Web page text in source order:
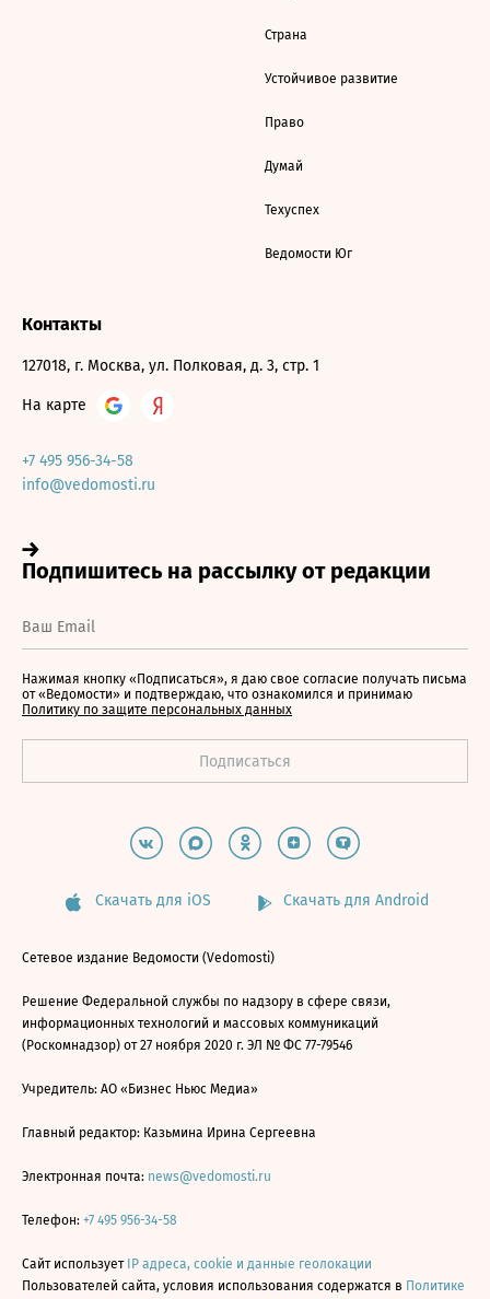
Страна
Устойчивое развитие
Право
Думай
Техуспех
Ведомости Юг
Контакты
127018, г. Москва, ул. Полковая, д. 3, стр. 1
На карте
+7 495 956-34-58
info@vedomosti.ru
Нажимая кнопку «Подписаться», я даю свое согласие получать письма
от «Ведомости» и подтверждаю, что ознакомился и принимаю
Политику по защите персональных данных
Скачать для iOS Скачать для Android
Сетевое издание Ведомости (Vedomosti)
Решение Федеральной службы по надзору в сфере связи,
информационных технологий и массовых коммуникаций
(Роскомнадзор) от 27 ноября 2020 г. ЭЛ № ФС 77-79546
Учредитель: АО «Бизнес Ньюс Медиа»
Главный редактор: Казьмина Ирина Сергеевна
Электронная почта: news@vedomosti.ru
Телефон: +7 495 956-34-58
Сайт использует IP адреса, cookie и данные геолокации
Пользователей сайта, условия использования содержатся в Политике